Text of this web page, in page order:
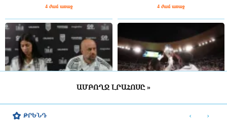
4 ժամ առաջ 4 ժամ առաջ
ԱՄԲՈՂՋ ԼՐԱՀՈՍԸ »
ԹՐԵՆԴ ‹ ›